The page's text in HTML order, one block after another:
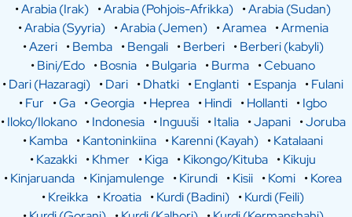
•Arabia (Irak) •Arabia (Pohjois-Afrikka) •Arabia (Sudan)
•Arabia (Syyria) •Arabia (Jemen) •Aramea •Armenia
•Azeri •Bemba •Bengali •Berberi •Berberi (kabyli)
•Bini/Edo •Bosnia •Bulgaria •Burma •Cebuano
•Dari (Hazaragi) •Dari •Dhatki •Englanti •Espanja •Fulani
•Fur •Ga •Georgia •Heprea •Hindi •Hollanti •Igbo
•Iloko/Ilokano •Indonesia •Inguuši •Italia •Japani •Joruba
•Kamba •Kantoninkiina •Karenni (Kayah) •Katalaani
•Kazakki •Khmer •Kiga •Kikongo/Kituba •Kikuju
•Kinjaruanda •Kinjamulenge •Kirundi •Kisii •Komi •Korea
•Kreikka •Kroatia •Kurdi (Badini) •Kurdi (Feili)